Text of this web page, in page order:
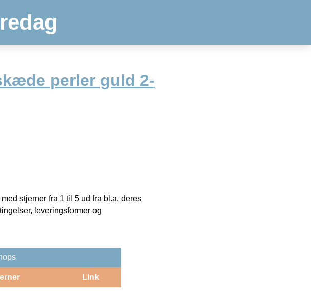
perler guld 2-
stjerner fra 1 til 5 ud fra bl.a. deres
leveringsformer og
Link